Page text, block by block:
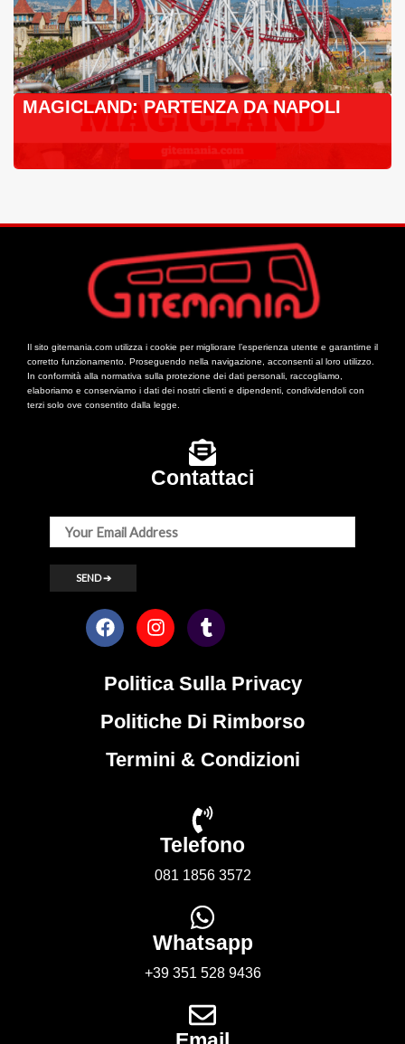
MAGICLAND: PARTENZA DA NAPOLI
Il sito gitemania.com utilizza i cookie per migliorare l’esperienza utente e garantirne il
corretto funzionamento. Proseguendo nella navigazione, acconsenti al loro utilizzo.
In conformità alla normativa sulla protezione dei dati personali, raccogliamo,
elaboriamo e conserviamo i dati dei nostri clienti e dipendenti, condividendoli con
terzi solo ove consentito dalla legge.
Contattaci
Politica Sulla Privacy
Politiche Di Rimborso
Termini & Condizioni
Telefono
081 1856 3572
Whatsapp
+39 351 528 9436